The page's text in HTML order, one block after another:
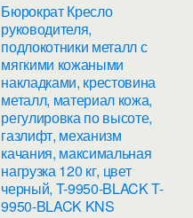
Бюрократ Кресло
руководителя,
подлокотники металл с
мягкими кожаными
накладками, крестовина
металл, материал кожа,
регулировка по высоте,
газлифт, механизм
качания, максимальная
нагрузка 120 кг, цвет
черный, T-9950-BLACK T-
9950-BLACK KNS